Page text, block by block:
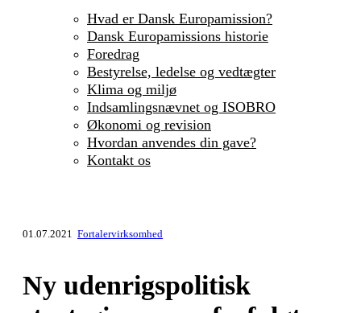
Hvad er Dansk Europamission?
Dansk Europamissions historie
Foredrag
Bestyrelse, ledelse og vedtægter
Klima og miljø
Indsamlingsnævnet og ISOBRO
Økonomi og revision
Hvordan anvendes din gave?
Kontakt os
01.07.2021 Fortalervirksomhed
Ny udenrigspolitisk